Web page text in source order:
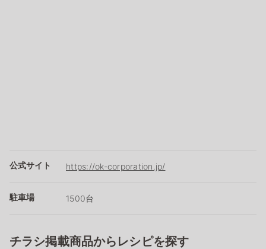
公式サイト https://ok-corporation.jp/
駐車場 1500台
チラシ掲載商品からレシピを探す